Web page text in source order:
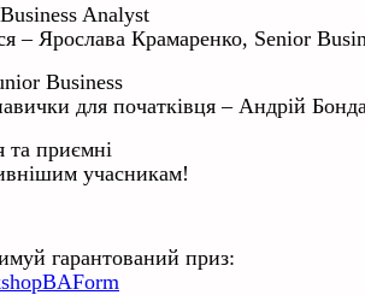
Analyst
– Ярослава Крамаренко, Senior
Business
для початківця – Андрій
та приємні
учасникам!
гарантований приз: